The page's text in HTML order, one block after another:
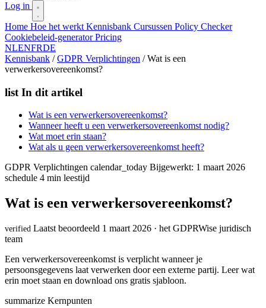
Log in
Home Hoe het werkt Kennisbank Cursussen Policy Checker
Cookiebeleid-generatorPricing
NLENFRDE
Kennisbank / GDPR Verplichtingen / Wat is een
verwerkersovereenkomst?
list In dit artikel
Wat is een verwerkersovereenkomst?
Wanneer heeft u een verwerkersovereenkomst nodig?
Wat moet erin staan?
Wat als u geen verwerkersovereenkomst heeft?
GDPR Verplichtingen calendar_today Bijgewerkt: 1 maart 2026
schedule 4 min leestijd
Wat is een verwerkersovereenkomst?
verified Laatst beoordeeld 1 maart 2026 · het GDPRWise juridisch
team
Een verwerkersovereenkomst is verplicht wanneer je
persoonsgegevens laat verwerken door een externe partij. Leer wat
erin moet staan en download ons gratis sjabloon.
summarize Kernpunten